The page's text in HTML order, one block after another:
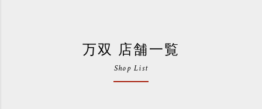
万双 店舗一覧
Shop List